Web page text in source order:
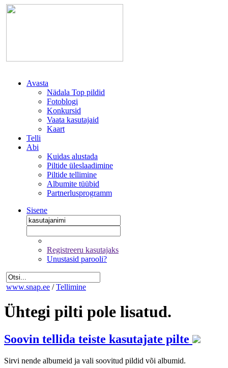
Avasta
Nädala Top pildid
Fotoblogi
Konkursid
Vaata kasutajaid
Kaart
Telli
Abi
Kuidas alustada
Piltide üleslaadimine
Piltide tellimine
Albumite tüübid
Partnerlusprogramm
Sisene
Registreeru kasutajaks
Unustasid parooli?
www.snap.ee / Tellimine
Ühtegi pilti pole lisatud.
Soovin tellida teiste kasutajate pilte
Sirvi nende albumeid ja vali soovitud pildid või albumid.